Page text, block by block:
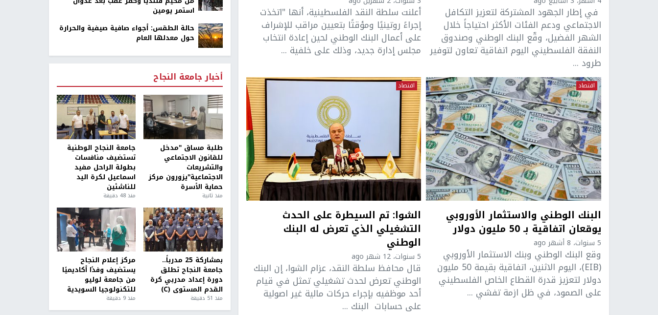
في إطار الجهود المشتركة لتعزيز التكافل
الاجتماعي ودعم الفئات الأكثر احتياجاً خلال
الشهر الفضيل، وقّع البنك الوطني وصندوق
النفقة الفلسطيني اليوم اتفاقية تعاون لتوفير
طرود ...
أعلنت سلطة النقد الفلسطينية، أنها "اتخذت
إجراءً روتينيًا ومؤقتًا بتعيين مراقب للإشراف
على أعمال البنك الوطني لحين إعادة انتخاب
مجلس إدارة جديد، وذلك على خلفية ...
اقتصاد
البنك الوطني والاستثمار الأوروبي
يوقعان اتفاقية بـ 50 مليون دولار
5 سنوات، 8 أشهر ago
وقع البنك الوطني وبنك الاستثمار الأوروبي
(EIB)، اليوم الاثنين، اتفاقية بقيمة 50 مليون
دولار لتعزيز قدرة القطاع الخاص الفلسطيني
على الصمود، في ظل ازمة تفشي ...
اقتصاد
الشوا: تم السيطرة على الحدث
التشغيلي الذي تعرض له البنك
الوطني
5 سنوات، 12 شهر ago
قال محافظ سلطة النقد، عزام الشوا، إن البنك
الوطني تعرض لحدث تشغيلي تمثل في قيام
أحد موظفيه بإجراء حركات مالية غير اصولية
على حسابات البنك ...
استمر يومين
حالة الطقس: أجواء صافية صيفية والحرارة
حول معدلها العام
أخبار جامعة النجاح
طلبة مساق "مدخل
للقانون الاجتماعي
والتشريعات
الاجتماعية"يزورون مركز
حماية الأسرة
منذ ثانية
جامعة النجاح الوطنية
تستضيف منافسات
بطولة الراحل مفيد
اسماعيل لكرة اليد
للناشئين
منذ 48 دقيقة
بمشاركة 25 مدرباً..
جامعة النجاح تطلق
دورة إعداد مدربي كرة
القدم المستوى (C)
منذ 51 دقيقة
مركز إعلام النجاح
يستضيف وفدًا أكاديميًا
من جامعة لوليو
للتكنولوجيا السويدية
منذ 9 دقيقة